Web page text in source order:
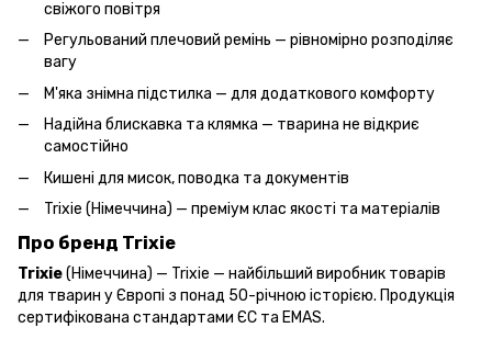
свіжого повітря
Регульований плечовий ремінь — рівномірно розподіляє
вагу
М'яка знімна підстилка — для додаткового комфорту
Надійна блискавка та клямка — тварина не відкриє
самостійно
Кишені для мисок, поводка та документів
Trixie (Німеччина) — преміум клас якості та матеріалів
Про бренд Trixie
Trixie(Німеччина) — Trixie — найбільший виробник товарів
для тварин у Європі з понад 50-річною історією. Продукція
сертифікована стандартами ЄС та EMAS.